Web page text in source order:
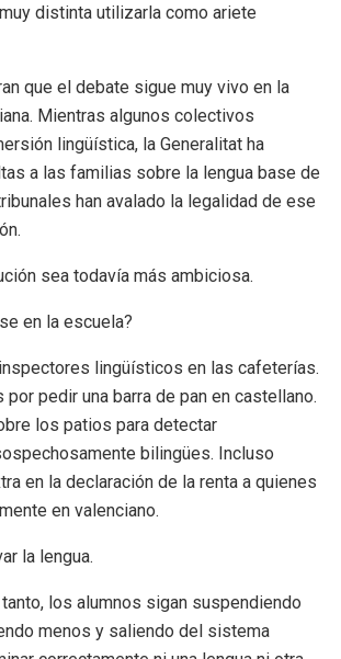
distinta utilizarla como ariete
que el debate sigue muy vivo en la
Mientras algunos colectivos
lingüística, la Generalitat ha
a las familias sobre la lengua base de
han avalado la legalidad de ese
sea todavía más ambiciosa.
en la escuela?
lingüísticos en las cafeterías.
pedir una barra de pan en castellano.
los patios para detectar
bilingües. Incluso
en la declaración de la renta a quienes
en valenciano.
la lengua.
los alumnos sigan suspendiendo
menos y saliendo del sistema